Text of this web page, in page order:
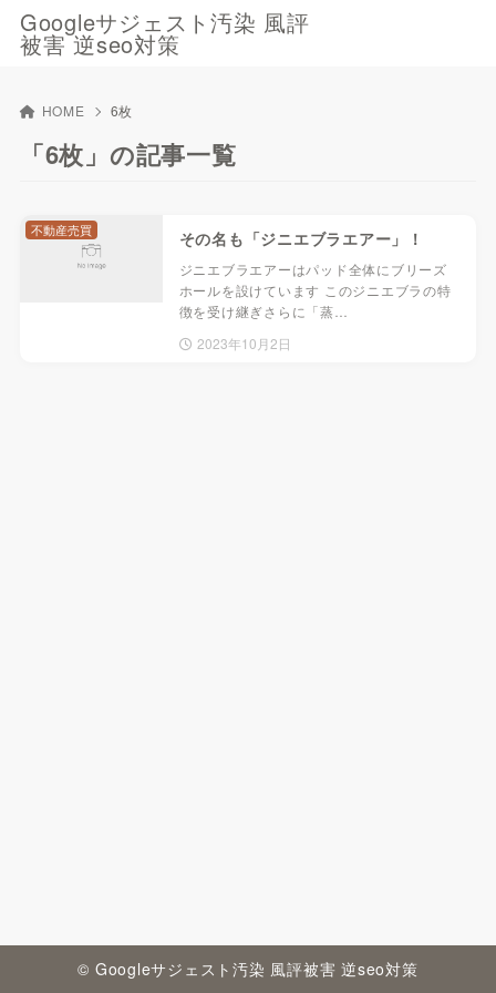
Googleサジェスト汚染 風評
被害 逆seo対策
HOME 6枚
「6枚」の記事一覧
その名も「ジニエブラエアー」！
ジニエブラエアーはパッド全体にブリーズ
ホールを設けています このジニエブラの特
徴を受け継ぎさらに「蒸…
2023年10月2日
不動産売買
© Googleサジェスト汚染 風評被害 逆seo対策